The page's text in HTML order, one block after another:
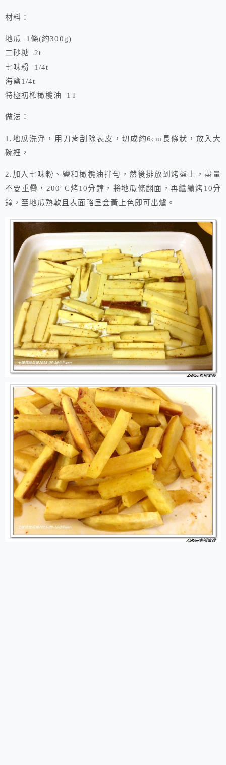
材料：
地瓜 1條(約300g)
二砂糖 2t
七味粉 1/4t
海鹽1/4t
特極初榨橄欖油 1T
做法：
1.地瓜洗淨，用刀背刮除表皮，切成約6cm長條狀，放入大
碗裡，
2.加入七味粉、鹽和橄欖油拌勻，然後排放到烤盤上，盡量
不要重疊，200′ C烤10分鐘，將地瓜條翻面，再繼續烤10分
鐘，至地瓜熟軟且表面略呈金黃上色即可出爐。